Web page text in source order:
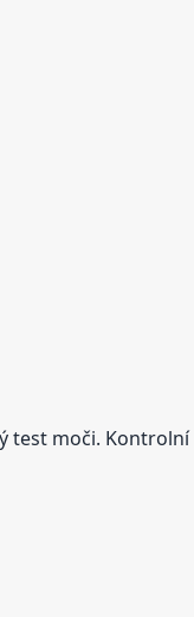
test moči. Kontrolní